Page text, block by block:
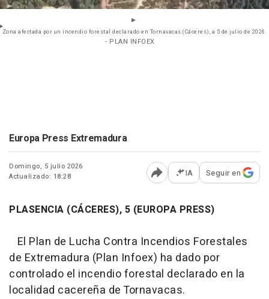
Zona afectada por un incendio forestal declarado en Tornavacas (Cáceres), a 5 de julio de 2026.
- PLAN INFOEX
Europa Press Extremadura
Domingo, 5 julio 2026
Actualizado: 18:28
Abrir opciones para
IA Seguir en
PLASENCIA (CÁCERES), 5 (EUROPA PRESS)
El Plan de Lucha Contra Incendios Forestales
de Extremadura (Plan Infoex) ha dado por
controlado el incendio forestal declarado en la
localidad cacereña de Tornavacas.